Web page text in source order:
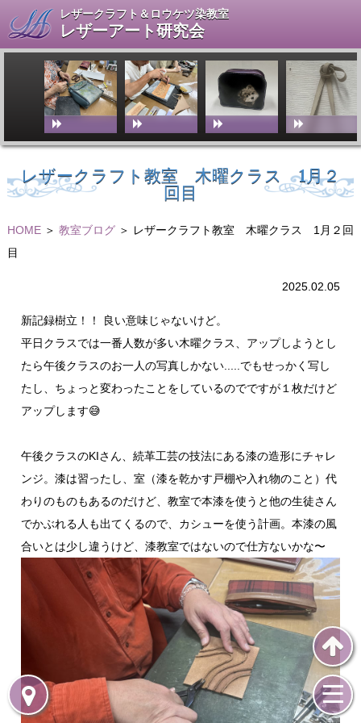
レザークラフト＆ロウケツ染教室
レザーアート研究会
レザークラフト教室 木曜クラス 1月２
回目
HOME＞ 教室ブログ＞ レザークラフト教室 木曜クラス 1月２回
目
2025.02.05
新記録樹立！！ 良い意味じゃないけど。
平日クラスでは一番人数が多い木曜クラス、アップしようとし
たら午後クラスのお一人の写真しかない.....でもせっかく写し
たし、ちょっと変わったことをしているのでですが１枚だけど
アップします😅
午後クラスのKIさん、続革工芸の技法にある漆の造形にチャレ
ンジ。漆は習ったし、室（漆を乾かす戸棚や入れ物のこと）代
わりのものもあるのだけど、教室で本漆を使うと他の生徒さん
でかぶれる人も出てくるので、カシューを使う計画。本漆の風
合いとは少し違うけど、漆教室ではないので仕方ないかな〜